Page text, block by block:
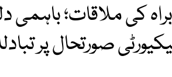
کی ملاقات؛
صورتحال پر